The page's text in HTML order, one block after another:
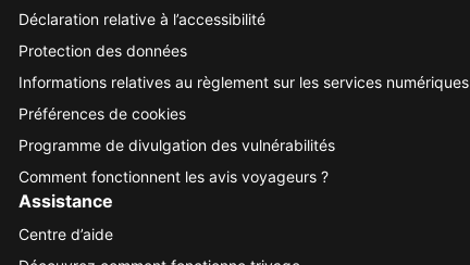
Déclaration relative à l’accessibilité
Protection des données
Informations relatives au règlement sur les services numériques
Préférences de cookies
Programme de divulgation des vulnérabilités
Comment fonctionnent les avis voyageurs ?
Assistance
Centre d’aide